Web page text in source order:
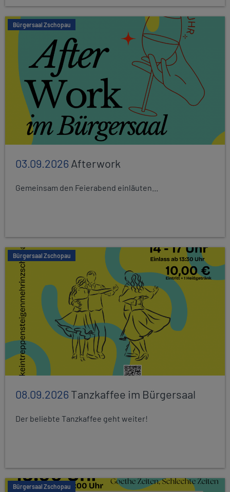
Bürgersaal Zschopau
03.09.2026Afterwork
Gemeinsam den Feierabend einläuten...
Bürgersaal Zschopau
08.09.2026Tanzkaffee im Bürgersaal
Der beliebte Tanzkaffee geht weiter!
Bürgersaal Zschopau